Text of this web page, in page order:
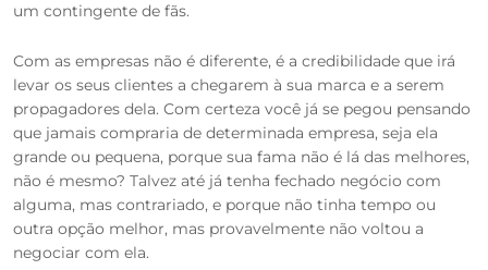
um contingente de fãs.
Com as empresas não é diferente, é a credibilidade que irá
levar os seus clientes a chegarem à sua marca e a serem
propagadores dela. Com certeza você já se pegou pensando
que jamais compraria de determinada empresa, seja ela
grande ou pequena, porque sua fama não é lá das melhores,
não é mesmo? Talvez até já tenha fechado negócio com
alguma, mas contrariado, e porque não tinha tempo ou
outra opção melhor, mas provavelmente não voltou a
negociar com ela.